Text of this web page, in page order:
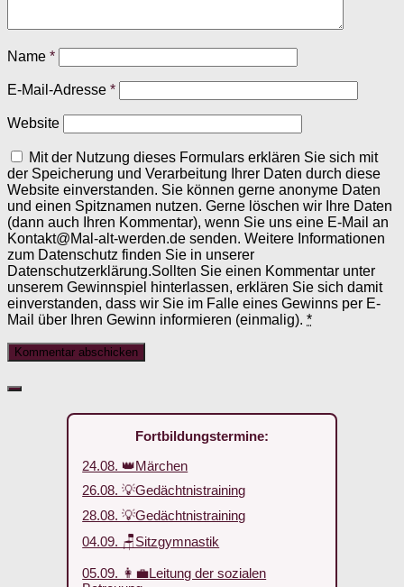
Name *
E-Mail-Adresse *
Website
Mit der Nutzung dieses Formulars erklären Sie sich mit
der Speicherung und Verarbeitung Ihrer Daten durch diese
Website einverstanden. Sie können gerne anonyme Daten
und einen Spitznamen nutzen. Gerne löschen wir Ihre Daten
(dann auch Ihren Kommentar), wenn Sie uns eine E-Mail an
Kontakt@Mal-alt-werden.de senden. Weitere Informationen
zum Datenschutz finden Sie in unserer
Datenschutzerklärung.Sollten Sie einen Kommentar unter
unserem Gewinnspiel hinterlassen, erklären Sie sich damit
einverstanden, dass wir Sie im Falle eines Gewinns per E-
Mail über Ihren Gewinn informieren (einmalig). *
Fortbildungstermine:
24.08. 👑Märchen
26.08. 💡Gedächtnistraining
28.08. 💡Gedächtnistraining
04.09. 🪑Sitzgymnastik
05.09. 👩‍💼Leitung der sozialen